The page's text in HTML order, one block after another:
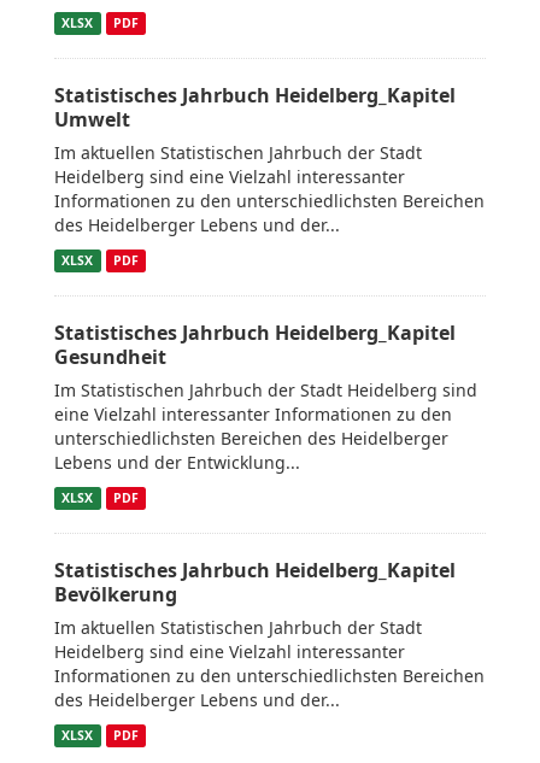
XLSX PDF
Statistisches Jahrbuch Heidelberg_Kapitel
Umwelt
Im aktuellen Statistischen Jahrbuch der Stadt
Heidelberg sind eine Vielzahl interessanter
Informationen zu den unterschiedlichsten Bereichen
des Heidelberger Lebens und der...
XLSX PDF
Statistisches Jahrbuch Heidelberg_Kapitel
Gesundheit
Im Statistischen Jahrbuch der Stadt Heidelberg sind
eine Vielzahl interessanter Informationen zu den
unterschiedlichsten Bereichen des Heidelberger
Lebens und der Entwicklung...
XLSX PDF
Statistisches Jahrbuch Heidelberg_Kapitel
Bevölkerung
Im aktuellen Statistischen Jahrbuch der Stadt
Heidelberg sind eine Vielzahl interessanter
Informationen zu den unterschiedlichsten Bereichen
des Heidelberger Lebens und der...
XLSX PDF